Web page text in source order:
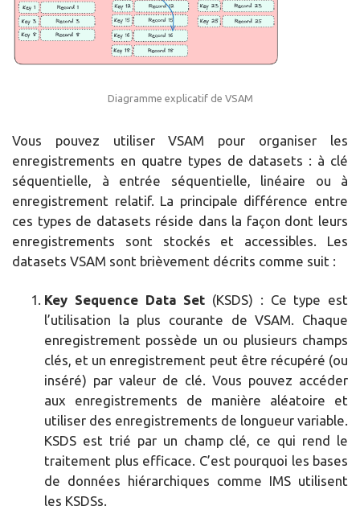
Diagramme explicatif de VSAM
Vous pouvez utiliser VSAM pour organiser les
enregistrements en quatre types de datasets : à clé
séquentielle, à entrée séquentielle, linéaire ou à
enregistrement relatif. La principale différence entre
ces types de datasets réside dans la façon dont leurs
enregistrements sont stockés et accessibles. Les
datasets VSAM sont brièvement décrits comme suit :
Key Sequence Data Set (KSDS) : Ce type est
l’utilisation la plus courante de VSAM. Chaque
enregistrement possède un ou plusieurs champs
clés, et un enregistrement peut être récupéré (ou
inséré) par valeur de clé. Vous pouvez accéder
aux enregistrements de manière aléatoire et
utiliser des enregistrements de longueur variable.
KSDS est trié par un champ clé, ce qui rend le
traitement plus efficace. C’est pourquoi les bases
de données hiérarchiques comme IMS utilisent
les KSDSs.